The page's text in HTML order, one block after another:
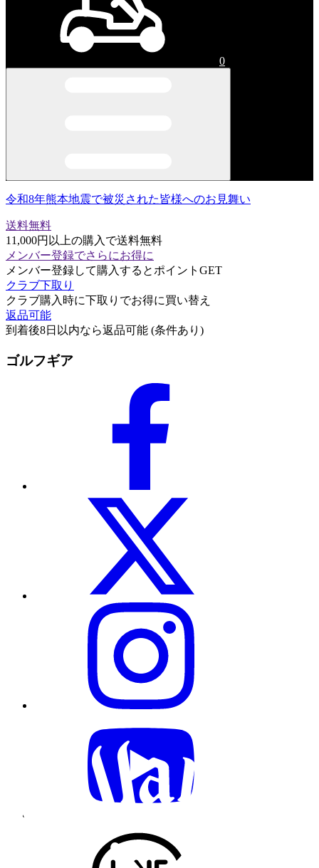
0
令和8年熊本地震で被災された皆様へのお見舞い
送料無料
11,000円以上の購入で送料無料
メンバー登録でさらにお得に
メンバー登録して購入するとポイントGET
クラブ下取り
クラブ購入時に下取りでお得に買い替え
返品可能
到着後8日以内なら返品可能 (条件あり)
ゴルフギア